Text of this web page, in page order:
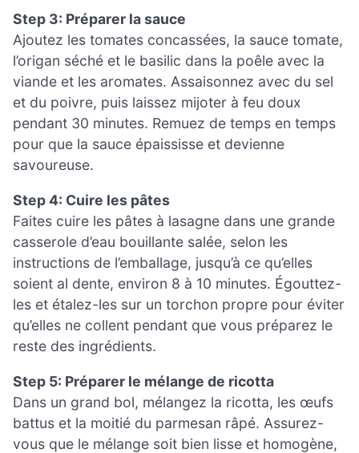
Step 3: Préparer la sauce
Ajoutez les tomates concassées, la sauce tomate,
l’origan séché et le basilic dans la poêle avec la
viande et les aromates. Assaisonnez avec du sel
et du poivre, puis laissez mijoter à feu doux
pendant 30 minutes. Remuez de temps en temps
pour que la sauce épaississe et devienne
savoureuse.
Step 4: Cuire les pâtes
Faites cuire les pâtes à lasagne dans une grande
casserole d’eau bouillante salée, selon les
instructions de l’emballage, jusqu’à ce qu’elles
soient al dente, environ 8 à 10 minutes. Égouttez-
les et étalez-les sur un torchon propre pour éviter
qu’elles ne collent pendant que vous préparez le
reste des ingrédients.
Step 5: Préparer le mélange de ricotta
Dans un grand bol, mélangez la ricotta, les œufs
battus et la moitié du parmesan râpé. Assurez-
vous que le mélange soit bien lisse et homogène,